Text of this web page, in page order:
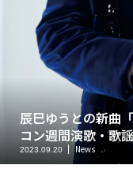
辰巳ゆうとの新曲
コン週間演歌・歌
2023.09.20 News